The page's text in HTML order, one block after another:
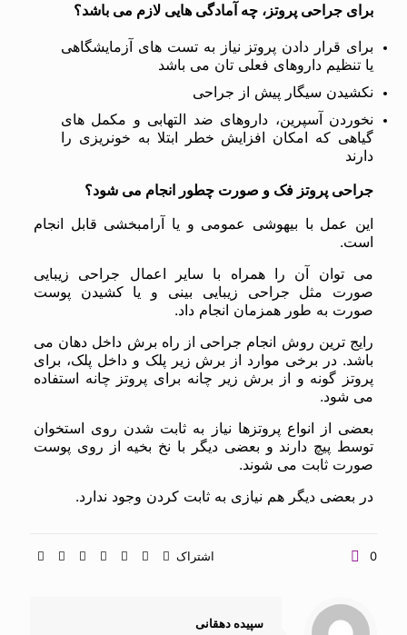
برای جراحی پروتز، چه آمادگی هایی لازم می باشد؟
برای قرار دادن پروتز نیاز به تست های آزمایشگاهی
یا تنظیم داروهای فعلی تان می باشد
نکشیدن سیگار پیش از جراحی
نخوردن آسپرین، داروهای ضد التهابی و مکمل های
گیاهی که امکان افزایش خطر ابتلا به خونریزی را
دارند
جراحی پروتز فک و صورت چطور انجام می شود؟
این عمل با بیهوشی عمومی و یا آرامبخشی قابل انجام
است.
می توان آن را همراه با سایر اعمال جراحی زیبایی
صورت مثل جراحی زیبایی بینی و یا کشیدن پوست
صورت به طور همزمان انجام داد.
رایج ترین روش انجام جراحی از راه برش داخل دهان می
باشد. در برخی موارد از برش زیر پلک و داخل پلک، برای
پروتز گونه و از برش زیر چانه برای پروتز چانه استفاده
می شود.
بعضی از انواع پروتزها نیاز به ثابت شدن روی استخوان
توسط پیچ دارند و بعضی دیگر با نخ بخیه از روی پوست
صورت ثابت می شوند.
در بعضی دیگر هم نیازی به ثابت کردن وجود ندارد.
اشتراک 0
سپیده دهقانی